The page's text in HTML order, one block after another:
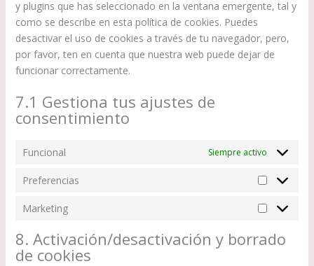
y plugins que has seleccionado en la ventana emergente, tal y
como se describe en esta política de cookies. Puedes
desactivar el uso de cookies a través de tu navegador, pero,
por favor, ten en cuenta que nuestra web puede dejar de
funcionar correctamente.
7.1 Gestiona tus ajustes de
consentimiento
Funcional Siempre activo
Preferencias
Marketing
Marketing
8. Activación/desactivación y borrado
de cookies